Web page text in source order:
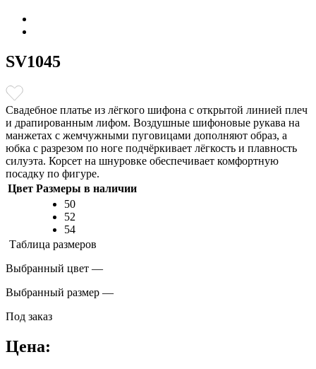
SV1045
Свадебное платье из лёгкого шифона с открытой линией плеч
и драпированным лифом. Воздушные шифоновые рукава на
манжетах с жемчужными пуговицами дополняют образ, а
юбка с разрезом по ноге подчёркивает лёгкость и плавность
силуэта. Корсет на шнуровке обеспечивает комфортную
посадку по фигуре.
Цвет Размеры в наличии
50
52
54
Таблица размеров
Выбранный цвет —
Выбранный размер —
Под заказ
Цена: